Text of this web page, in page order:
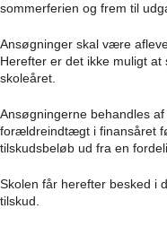
sommerferien og frem til
Ansøgninger skal være
Herefter er det ikke muligt
skoleåret.​
Ansøgningerne behandles
forældreindtægt i finansåret
tilskudsbeløb ud fra en
Skolen får herefter besked i
tilskud.